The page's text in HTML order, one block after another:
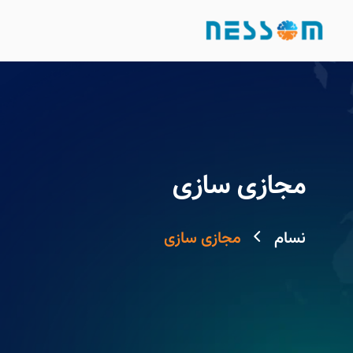
مجازی سازی
نسام مجازی سازی